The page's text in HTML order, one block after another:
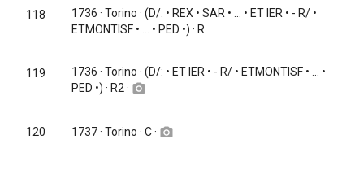
118 1736 · Torino · (D/: • REX • SAR • ... • ET IER • - R/ •
ETMONTISF • ... • PED •) · R
119 1736 · Torino · (D/: • ET IER • - R/ • ETMONTISF • ... •
PED •) · R2 · camera_alt
120 1737· Torino · C · camera_alt